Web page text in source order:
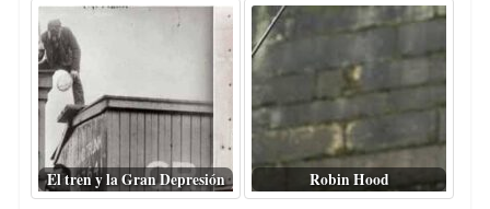
El tren y la Gran Depresión Robin Hood